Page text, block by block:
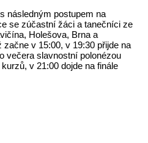
následným postupem na
se zúčastní žáci a tanečníci ze
Holešova, Brna a
v 15:00, v 19:30 přijde na
večera slavnostní polonézou
v 21:00 dojde na finále